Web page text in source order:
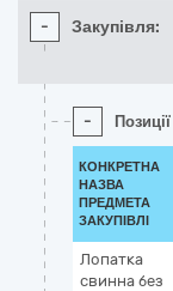
- Закупівля:
- Позиції
КОНКРЕТНА
НАЗВА
ПРЕДМЕТА
ЗАКУПІВЛІ
Лопатка
свинна без